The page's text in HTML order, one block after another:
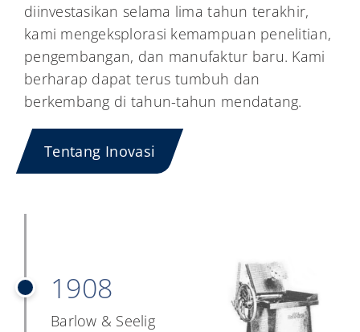
diinvestasikan selama lima tahun terakhir,
kami mengeksplorasi kemampuan penelitian,
pengembangan, dan manufaktur baru. Kami
berharap dapat terus tumbuh dan
berkembang di tahun-tahun mendatang.
Tentang Inovasi
1908
Barlow & Seelig